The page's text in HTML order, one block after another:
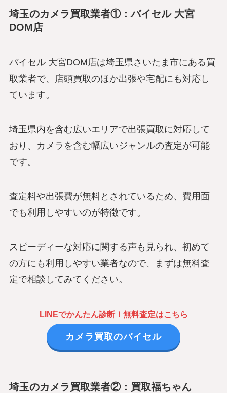
埼玉のカメラ買取業者①：バイセル 大宮
DOM店
バイセル 大宮DOM店は埼玉県さいたま市にある買
取業者で、店頭買取のほか出張や宅配にも対応し
ています。
埼玉県内を含む広いエリアで出張買取に対応して
おり、カメラを含む幅広いジャンルの査定が可能
です。
査定料や出張費が無料とされているため、費用面
でも利用しやすいのが特徴です。
スピーディーな対応に関する声も見られ、初めて
の方にも利用しやすい業者なので、まずは無料査
定で相談してみてください。
LINEでかんたん診断！無料査定はこちら
カメラ買取のバイセル
埼玉のカメラ買取業者②：買取福ちゃん